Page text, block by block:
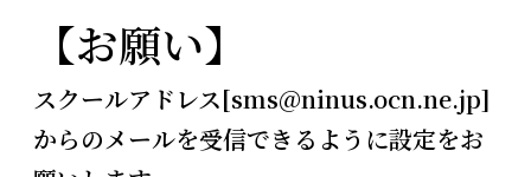
【お願い】
スクールアドレス[sms@ninus.ocn.ne.jp]
からのメールを受信できるように設定をお